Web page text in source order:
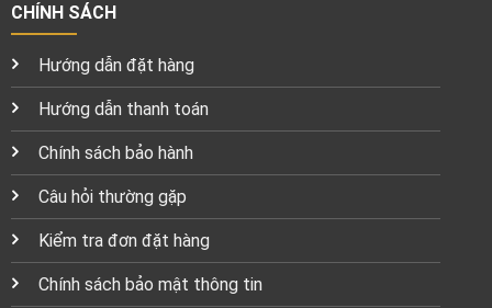
CHÍNH SÁCH
Hướng dẫn đặt hàng
Hướng dẫn thanh toán
Chính sách bảo hành
Câu hỏi thường gặp
Kiểm tra đơn đặt hàng
Chính sách bảo mật thông tin